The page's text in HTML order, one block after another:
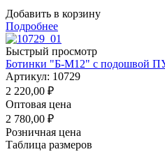
Добавить в корзину
Подробнее
Быстрый просмотр
Ботинки "Б-М12" с подошвой
Артикул: 10729
2 220,00 ₽
Оптовая цена
2 780,00 ₽
Розничная цена
Таблица размеров